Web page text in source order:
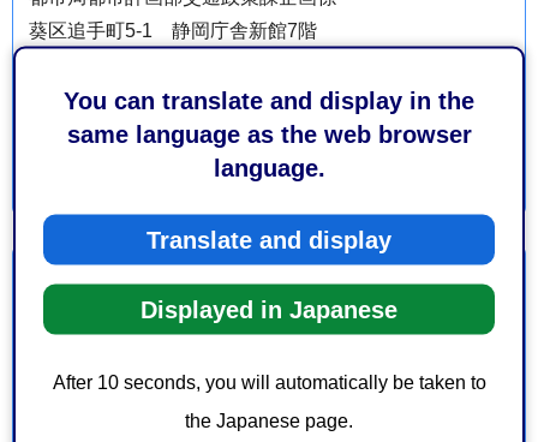
You can translate and display in the
same language as the web browser
language.
Translate and display
Displayed in Japanese
After 10 seconds, you will automatically be taken to
the Japanese page.
葵区追手町5-1 静岡庁舎新館7階
ファックス番号：054-221-1060
見をお聞かせください
このページの情報は役に立ちましたか？